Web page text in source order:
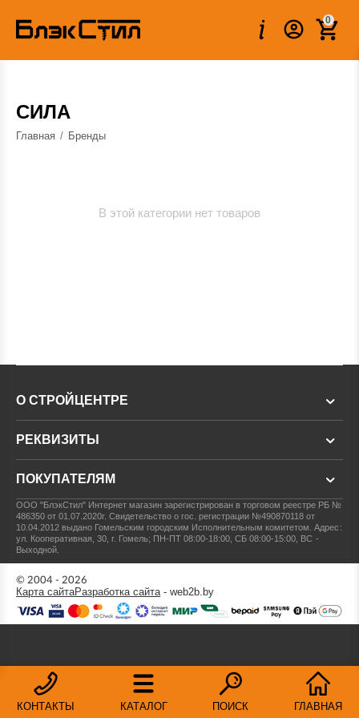
0
СИЛА
Главная / Бренды
В этой категории нет товаров
КОНТАКТЫ КАТАЛОГ ПОИСК ГЛАВНАЯ
О СТРОЙЦЕНТРЕ
РЕКВИЗИТЫ
ПОКУПАТЕЛЯМ
ООО "БлэкСтил" Интернет магазин зарегистрирован в торговом реестре РБ №
486350 от 01.07.2020г.Свидетельство о гос. регистрации №490870118 от
10.04.2012 выдано Гомельским городским Исполнительным комитетом.Адрес:
ул. Кооперативная, 30, г. Гомель; ПН-ПТ 08:00-18:00, СБ 08:00-15:00, ВС -
Выходной.
© 2004 - 2026
Карта сайтаРазработка сайта- web2b.by